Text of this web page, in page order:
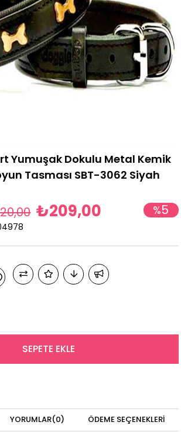
Yumuşak Dokulu Metal Kemik
Tasması SBT-3062 Siyah
%5
₺209,00
YORUMLAR(0) ÖDEME SEÇENEKLERI